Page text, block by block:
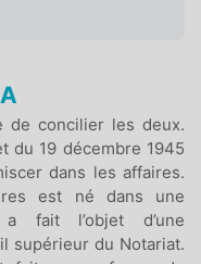
de concilier les deux.
du 19 décembre 1945
dans les affaires.
est né dans une
fait l’objet d’une
supérieur du Notariat.